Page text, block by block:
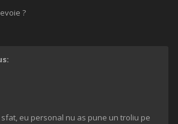
?
eu personal nu as pune un troliu pe